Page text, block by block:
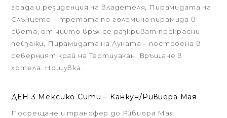
града и резиденция на владетеля, Пирамидата на
Слънцето – третата по големина пирамида в
света, от чиито връх се разкриват прекрасни
пейзажи, Пирамидата на Луната – построена в
северният край на Теотиуакан. Връщане в
хотела. Нощувка.
ДЕН 3 Мексико Сити – Канкун/Ривиера Мая
Посрещане и трансфер до Ривиера Мая.